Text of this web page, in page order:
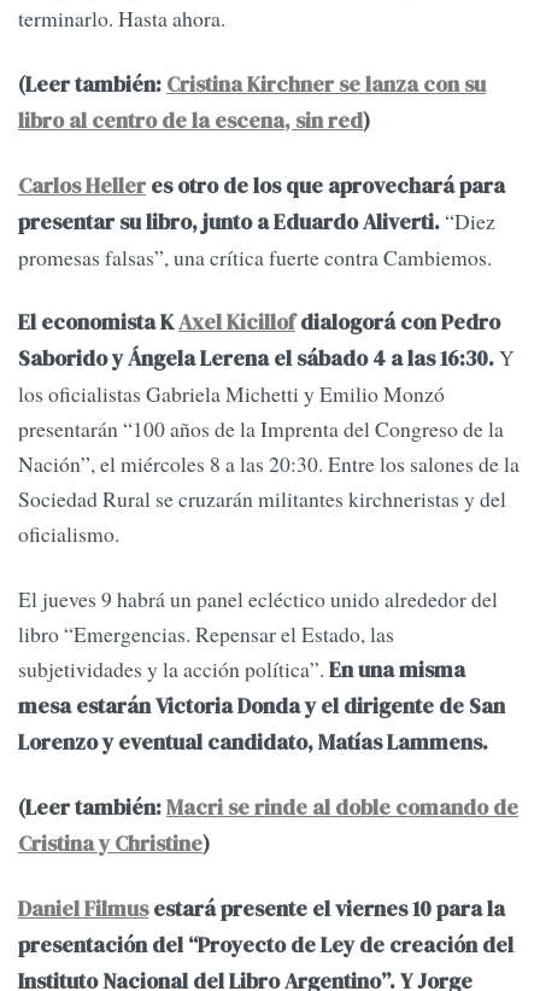
terminarlo. Hasta ahora.
(Leer también: Cristina Kirchner se lanza con su
libro al centro de la escena, sin red)
Carlos Heller es otro de los que aprovechará para
presentar su libro, junto a Eduardo Aliverti.“Diez
promesas falsas”, una crítica fuerte contra Cambiemos.
El economista KAxel Kicillofdialogorá con Pedro
Saborido y Ángela Lerena el sábado 4 a las 16:30.Y
los oficialistas Gabriela Michetti y Emilio Monzó
presentarán “100 años de la Imprenta del Congreso de la
Nación”, el miércoles 8 a las 20:30. Entre los salones de la
Sociedad Rural se cruzarán militantes kirchneristas y del
oficialismo.
El jueves 9 habrá un panel ecléctico unido alrededor del
libro “Emergencias. Repensar el Estado, las
subjetividades y la acción política”. En una misma
mesa estarán Victoria Donda y el dirigente de San
Lorenzo y eventual candidato, Matías Lammens.
(Leer también:Macri se rinde al doble comando de
Cristina y Christine)
Daniel Filmusestará presente el viernes 10 para la
presentación del “Proyecto de Ley de creación del
Instituto Nacional del Libro Argentino”. Y Jorge